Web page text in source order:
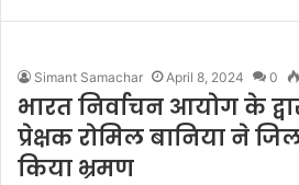
Simant Samachar April 8, 2024 0
भारत निर्वाचन आयोग के
प्रेक्षक रोमिल बानिया ने
किया भ्रमण